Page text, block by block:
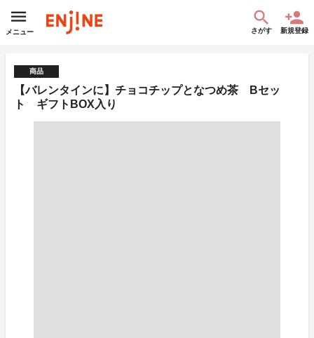
メニュー さがす 新規登録
商品
【バレンタインに】チョコチップとなつめ茶 Bセッ
ト ギフトBOX入り